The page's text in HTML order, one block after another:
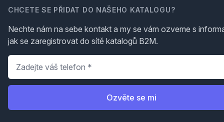
CHCETE SE PŘIDAT DO NAŠEHO KATALOGU?
Nechte nám na sebe kontakt a my se vám ozveme s
jak se zaregistrovat do sítě katalogů B2M.
Telefon
Ozvěte se mi